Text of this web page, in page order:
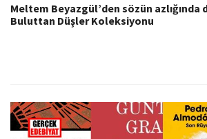
Meltem Beyazgül’den sözün
Buluttan Düşler Koleksiyonu